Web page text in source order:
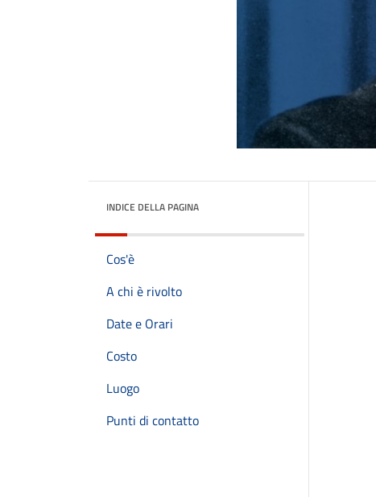
INDICE DELLA PAGINA
Cos'è
A chi è rivolto
Date e Orari
Costo
Luogo
Punti di contatto